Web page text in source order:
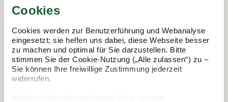
Cookies
Cookies werden zur Benutzerführung und Webanalyse
eingesetzt; sie helfen uns dabei, diese Webseite besser
zu machen und optimal für Sie darzustellen. Bitte
stimmen Sie der Cookie-Nutzung („Alle zulassen“) zu –
Sie können Ihre freiwillige Zustimmung jederzeit
widerrufen.